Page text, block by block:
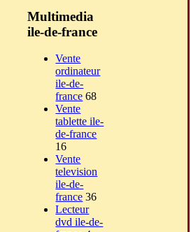
Multimedia
ile-de-france
Vente
ordinateur
ile-de-
france 68
Vente
tablette ile-
de-france
16
Vente
television
ile-de-
france 36
Lecteur
dvd ile-de-